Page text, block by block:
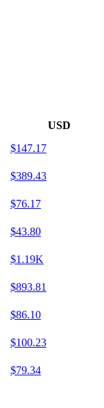
USD
$147.17
$389.43
$76.17
$43.80
$1.19K
$893.81
$86.10
$100.23
$79.34